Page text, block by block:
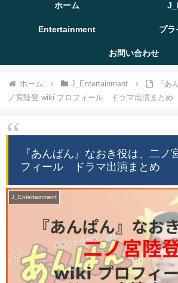
ホーム
Entertainment プラ
お問い合わせ
ホーム J_Entertainment
『あ
ノ宮陸登 wiki プロフィール ドラマ出演まとめ
『あんぱん』なおき役は、二ノ
フィール ドラマ出演まとめ
J_Entertainment